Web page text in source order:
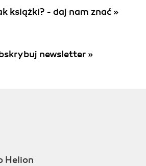
książki? - daj nam znać »
newsletter »
Helion